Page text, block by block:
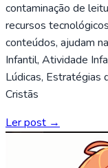
contaminação de
recursos
conteúdos, ajudam
Infantil, Atividade
Lúdicas, Estratégias
Cristãs
Ler post →